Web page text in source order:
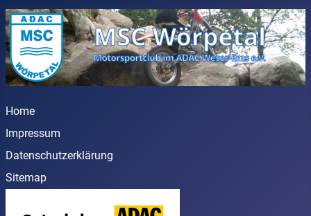
Home
Impressum
Datenschutzerklärung
Sitemap